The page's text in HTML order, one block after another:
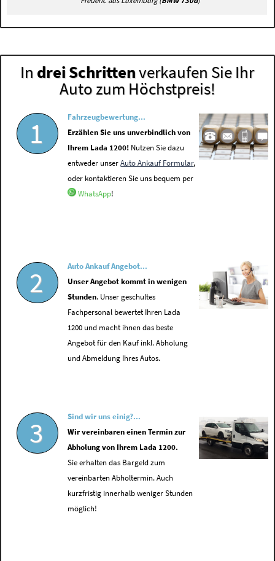
In drei Schrittenverkaufen Sie Ihr
Auto zum Höchstpreis!
1
Fahrzeugbewertung...
Erzählen Sie uns unverbindlich von
Ihrem Lada 1200! Nutzen Sie dazu
entweder unserAuto Ankauf Formular,
oder kontaktieren Sie uns bequem per
WhatsApp!
2
Auto Ankauf Angebot...
Unser Angebot kommt in wenigen
Stunden. Unser geschultes
Fachpersonal bewertet Ihren Lada
1200 und macht ihnen das beste
Angebot für den Kauf inkl. Abholung
und Abmeldung Ihres Autos.
3
Sind wir uns einig?...
Wir vereinbaren einen Termin zur
Abholung von Ihrem Lada 1200.
Sie erhalten das Bargeld zum
vereinbarten Abholtermin. Auch
kurzfristig innerhalb weniger Stunden
möglich!